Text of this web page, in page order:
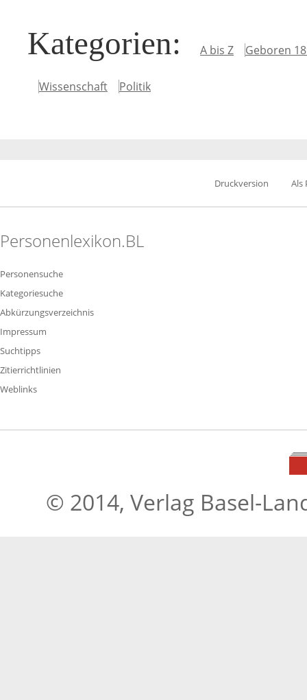
Kategorien: A bis Z Geboren
Wissenschaft Politik
Druckversion Als
Personenlexikon.BL
Personensuche
Kategoriesuche
Abkürzungsverzeichnis
Impressum
Suchtipps
Zitierrichtlinien
Weblinks
© 2014, Verlag Basel-